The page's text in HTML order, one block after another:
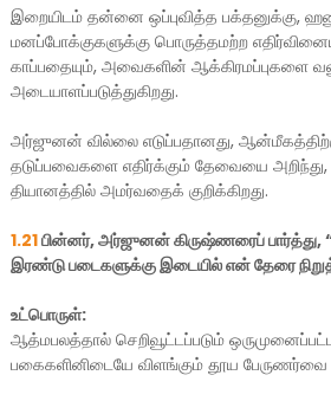
இறையிடம் தன்னை ஒப்புவித்த பக்தனுக்கு,
மனப்போக்குகளுக்கு பொருத்தமற்ற
காப்பதையும், அவைகளின் ஆக்கிரமப்புகளை
அடையாளப்படுத்துகிறது.
அர்ஜுனன் வில்லை எடுப்பதானது,
தடுப்பவைகளை எதிர்க்கும் தேவையை
தியானத்தில் அமர்வதைக் குறிக்கிறது.
1.21பின்னர், அர்ஜுனன் கிருஷ்ணரைப் பார்த்து,
இரண்டு படைகளுக்கு இடையில் என் தேரை
உட்பொருள்:
ஆத்மபலத்தால் செறிவூட்டப்படும் ஒருமுனைப்பட்ட
பகைகளினிடையே விளங்கும் தூய பேருணர்வை